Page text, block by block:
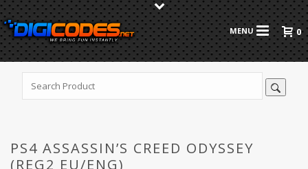
0
PS4 ASSASSIN’S CREED ODYSSEY
(REG2 EU/ENG)